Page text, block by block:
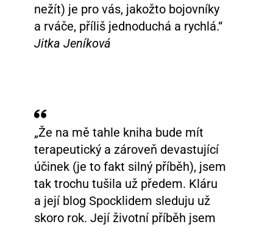
nežít) je pro vás, jakožto bojovníky
a rváče, příliš jednoduchá a rychlá.“
Jitka Jeníková
„Že na mě tahle kniha bude mít
terapeutický a zároveň devastující
účinek (je to fakt silný příběh), jsem
tak trochu tušila už předem. Kláru
a její blog Spocklidem sleduju už
skoro rok. Její životní příběh jsem